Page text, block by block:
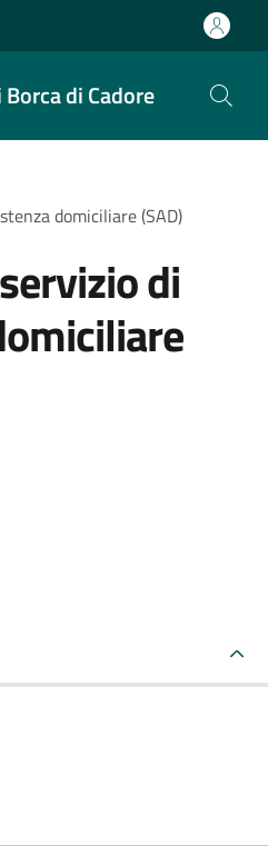
di Cadore
domiciliare (SAD)
di